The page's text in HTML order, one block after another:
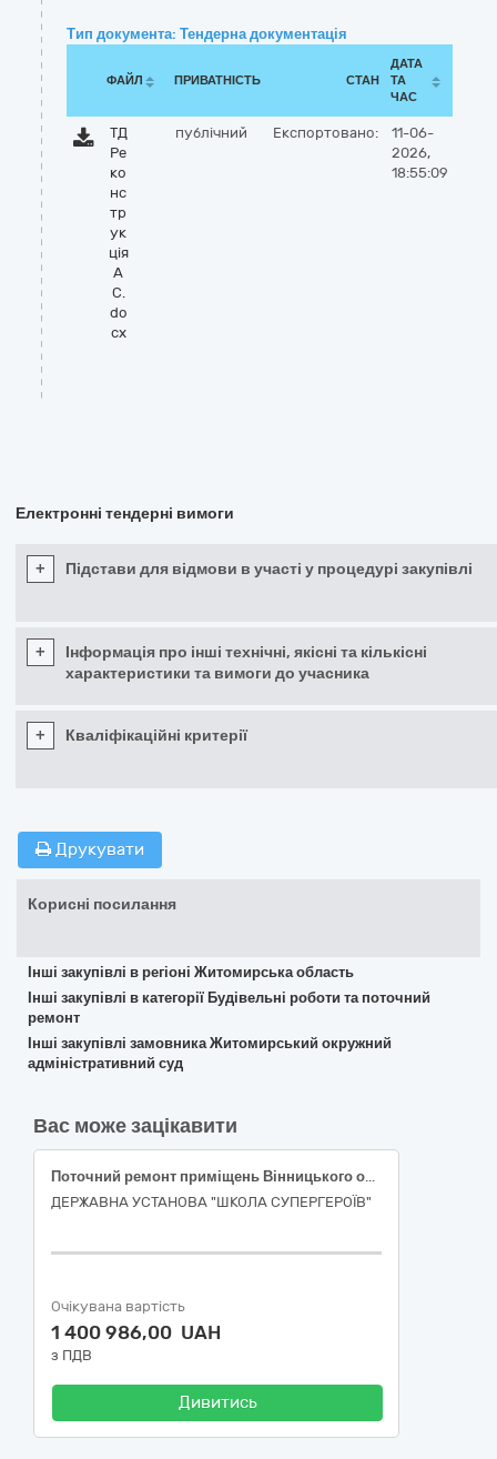
Тип документа: Тендерна документація
ФАЙЛ ПРИВАТНІСТЬ СТАН
ДАТА
ТА
ЧАС
ТД
Ре
ко
нс
тр
ук
ція
А
С.
do
cx
публічний Експортовано:
11-06-
2026,
18:55:09
Електронні тендерні вимоги
+ Підстави для відмови в участі у процедурі закупівлі
+
Інформація про інші технічні, якісні та кількісні
характеристики та вимоги до учасника
+ Кваліфікаційні критерії
Друкувати
Корисні посилання
Інші закупівлі в регіоні Житомирська область
Інші закупівлі в категорії Будівельні роботи та поточний
ремонт
Інші закупівлі замовника Житомирський окружний
адміністративний суд
Вас може зацікавити
Поточний ремонт приміщень Вінницького освітнього центру за адресою: м. Вінниця вул. Хмельницьке шосе, 108
ДЕРЖАВНА УСТАНОВА "ШКОЛА СУПЕРГЕРОЇВ"
Очікувана вартість
1 400 986,00 UAH
з ПДВ
Дивитись